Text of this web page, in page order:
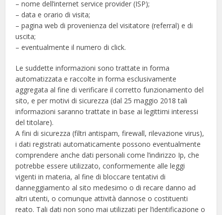
– nome dell’internet service provider (ISP);
– data e orario di visita;
– pagina web di provenienza del visitatore (referral) e di
uscita;
– eventualmente il numero di click.
Le suddette informazioni sono trattate in forma
automatizzata e raccolte in forma esclusivamente
aggregata al fine di verificare il corretto funzionamento del
sito, e per motivi di sicurezza (dal 25 maggio 2018 tali
informazioni saranno trattate in base ai legittimi interessi
del titolare).
A fini di sicurezza (filtri antispam, firewall, rilevazione virus),
i dati registrati automaticamente possono eventualmente
comprendere anche dati personali come l’indirizzo Ip, che
potrebbe essere utilizzato, conformemente alle leggi
vigenti in materia, al fine di bloccare tentativi di
danneggiamento al sito medesimo o di recare danno ad
altri utenti, o comunque attività dannose o costituenti
reato. Tali dati non sono mai utilizzati per l’identificazione o